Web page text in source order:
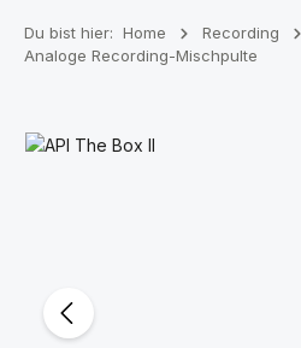
Du bist hier: Home
Recording
Analoge Recording-Mischpulte
Bildergalerie überspringen